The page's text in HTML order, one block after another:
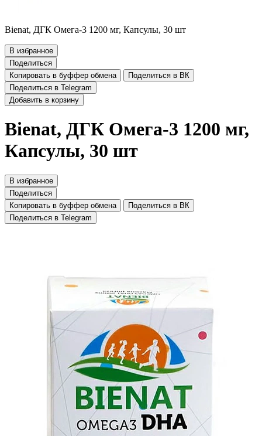
Bienat, ДГК Омега-3 1200 мг, Капсулы, 30 шт
В избранное
Поделиться
Копировать в буффер обмена
Поделиться в ВК
Поделиться в Telegram
Добавить в корзину
Bienat, ДГК Омега-3 1200 мг,
Капсулы, 30 шт
В избранное
Поделиться
Копировать в буффер обмена
Поделиться в ВК
Поделиться в Telegram